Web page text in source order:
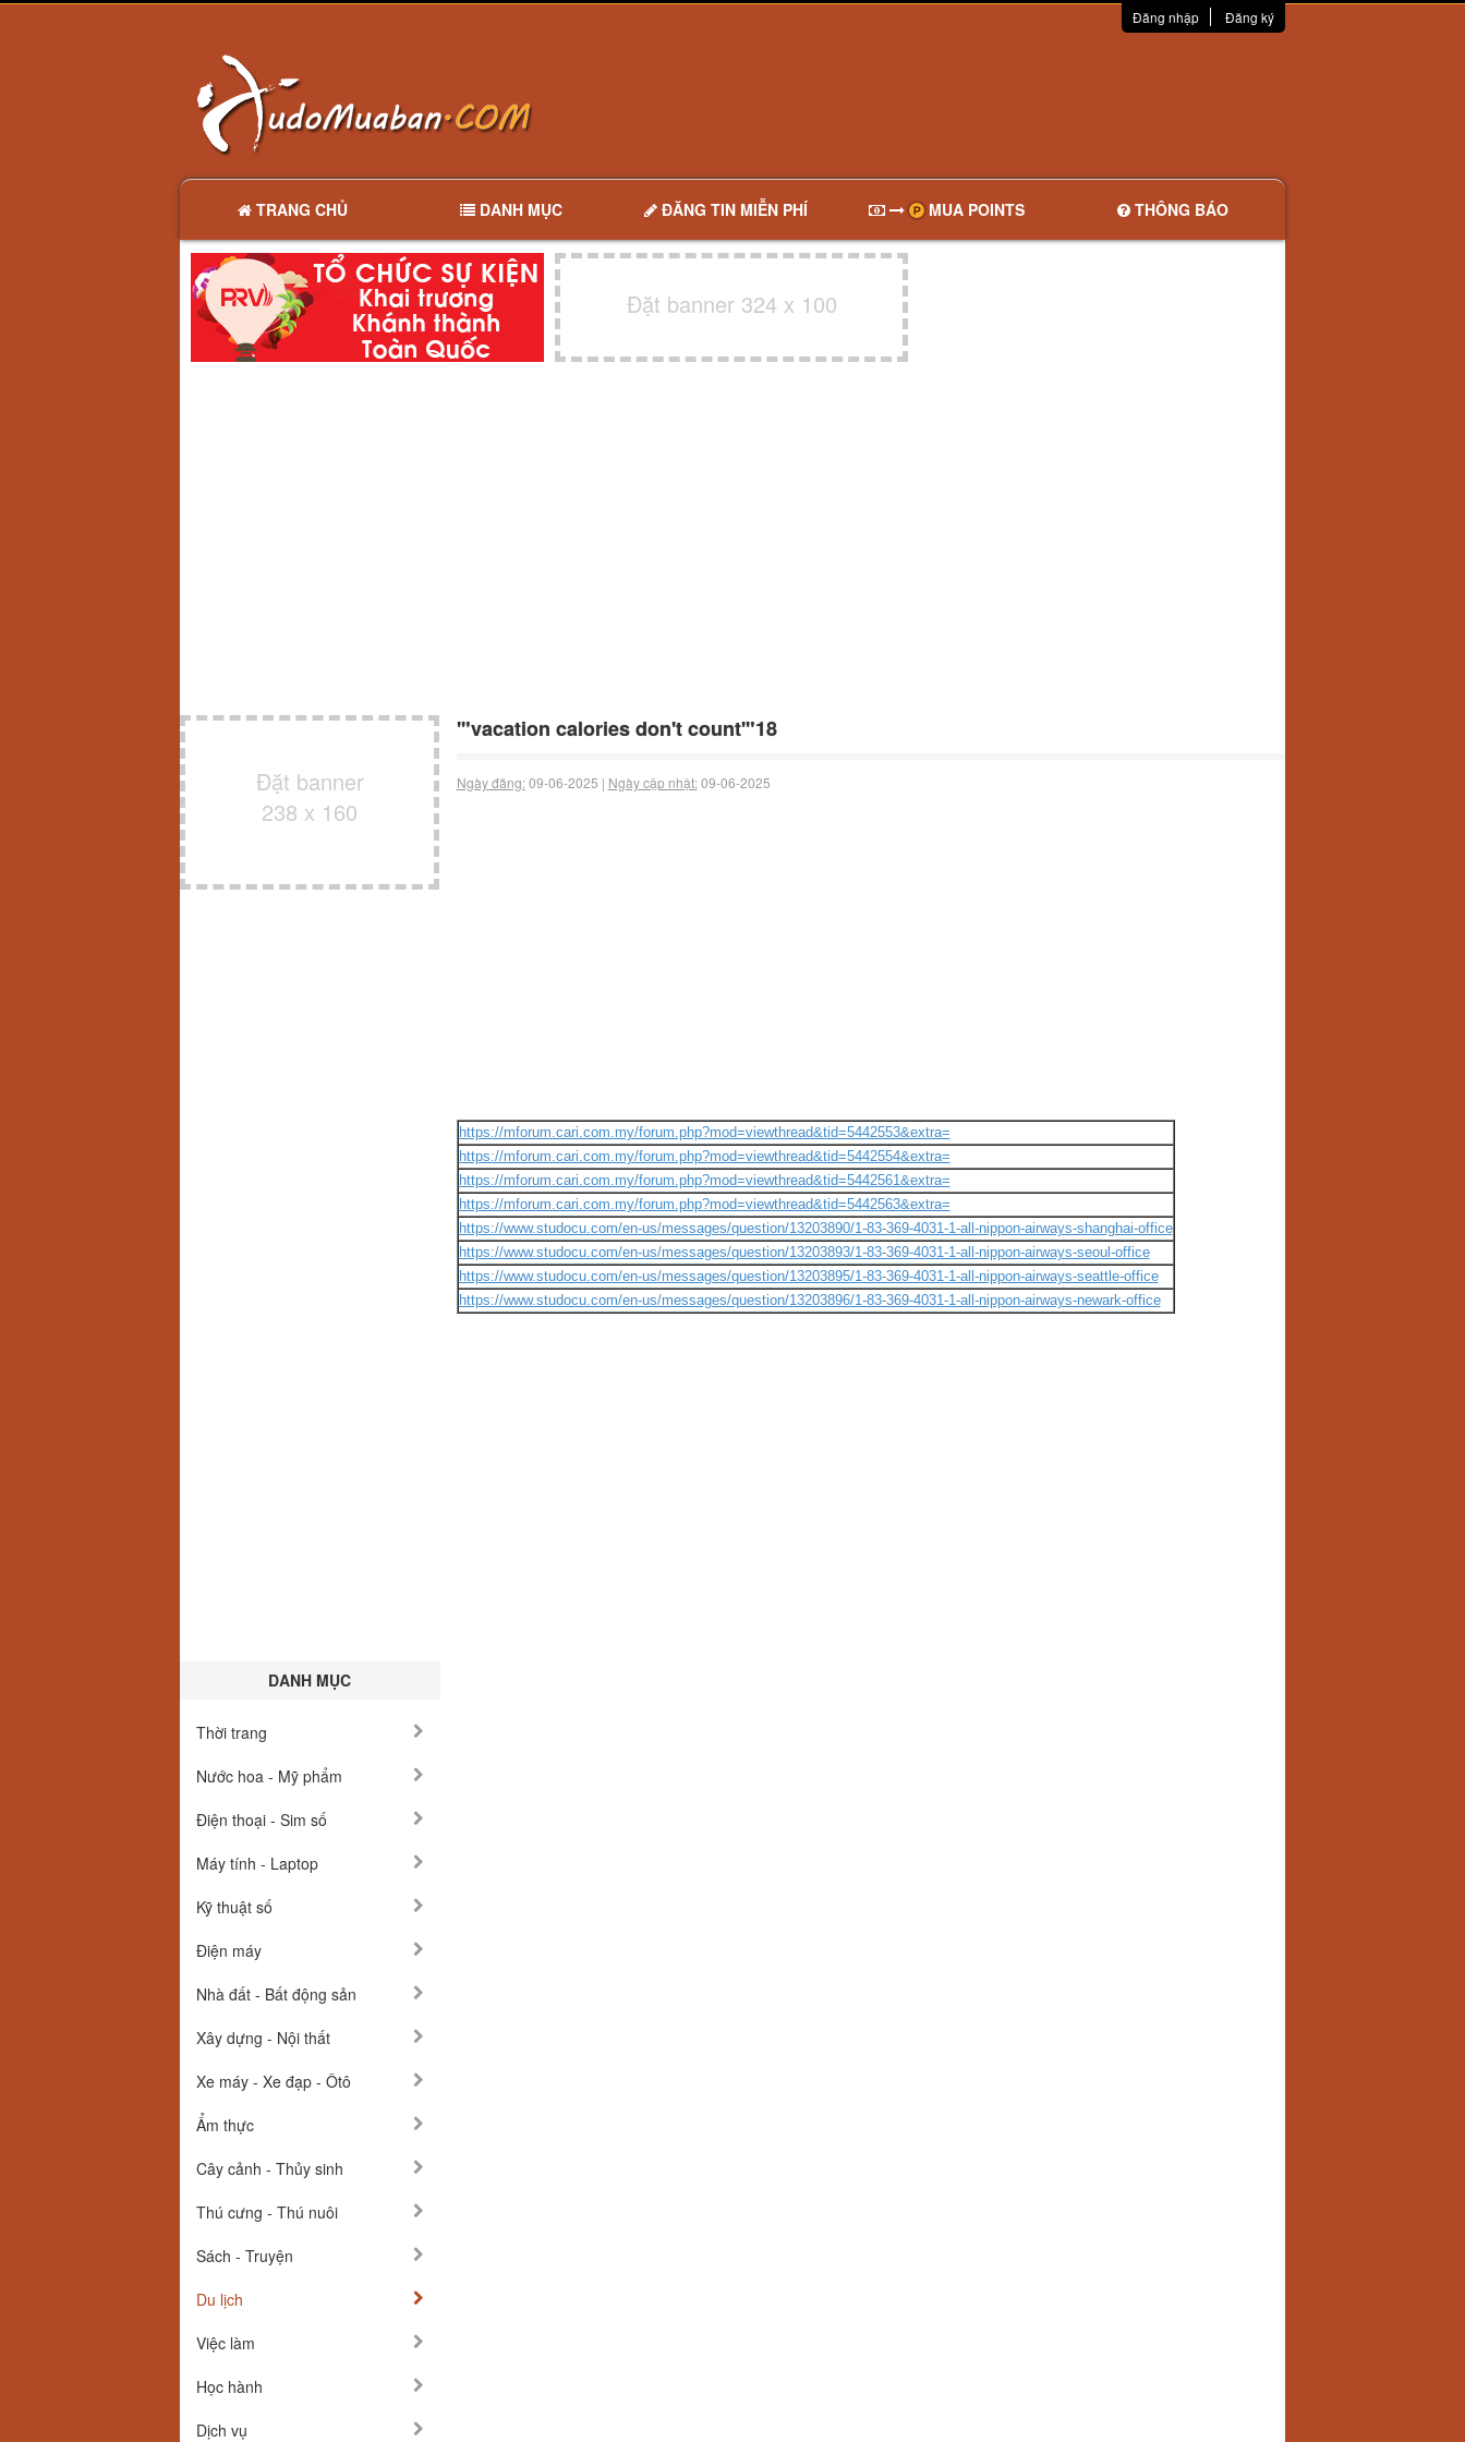
Đăng nhập Đăng ký
TRANG CHỦ DANH MỤC ĐĂNG TIN MIỄN PHÍ MUA POINTS THÔNG BÁO
Đặt banner 324 x 100
Đặt banner
238 x 160
DANH MỤC
Thời trang
Nước hoa - Mỹ phẩm
Điện thoại - Sim số
Máy tính - Laptop
Kỹ thuật số
Điện máy
Nhà đất - Bất động sản
Xây dựng - Nội thất
Xe máy - Xe đạp - Ôtô
Ẩm thực
Cây cảnh - Thủy sinh
Thú cưng - Thú nuôi
Sách - Truyện
Du lịch
Việc làm
Học hành
Dịch vụ
'"vacation calories don't count'"18
Ngày đăng:09-06-2025 | Ngày cập nhật:09-06-2025
https://mforum.cari.com.my/forum.php?mod=viewthread&tid=5442553&extra=
https://mforum.cari.com.my/forum.php?mod=viewthread&tid=5442554&extra=
https://mforum.cari.com.my/forum.php?mod=viewthread&tid=5442561&extra=
https://mforum.cari.com.my/forum.php?mod=viewthread&tid=5442563&extra=
https://www.studocu.com/en-us/messages/question/13203890/1-83-369-4031-1-all-nippon-airways-shanghai-office
https://www.studocu.com/en-us/messages/question/13203893/1-83-369-4031-1-all-nippon-airways-seoul-office
https://www.studocu.com/en-us/messages/question/13203895/1-83-369-4031-1-all-nippon-airways-seattle-office
https://www.studocu.com/en-us/messages/question/13203896/1-83-369-4031-1-all-nippon-airways-newark-office